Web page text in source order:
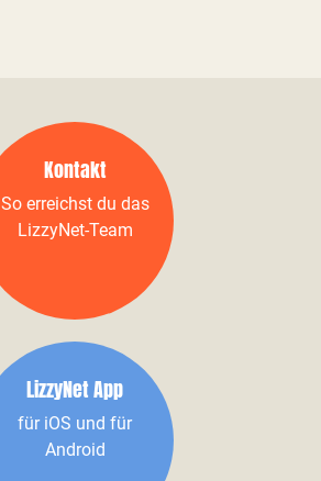
Kontakt
So erreichst du das
LizzyNet-Team
LizzyNet App
für iOS und für
Android